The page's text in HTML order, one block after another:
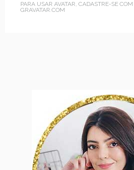
PARA USAR AVATAR, CADASTRE-SE
GRAVATAR.COM